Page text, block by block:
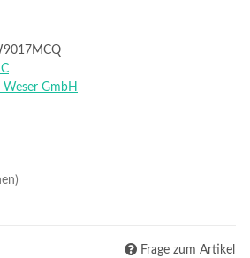
GmbH
Frage zum Artikel